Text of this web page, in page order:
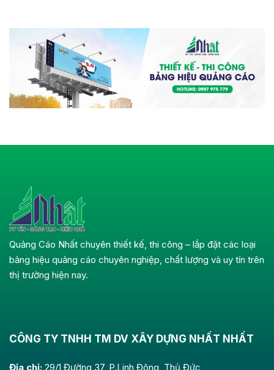
Quảng Cáo Nhất chuyên thiết kế, thi công – lắp đặt các loại
bảng hiệu quảng cáo chuyên nghiệp, chất lượng và uy tín trên
thị trường hiện nay.
CÔNG TY TNHH TM DV XÂY DỰNG NHẤT NHẤT
Địa chỉ: 29/1 Đường 37, P.Linh Đông, Thủ Đức